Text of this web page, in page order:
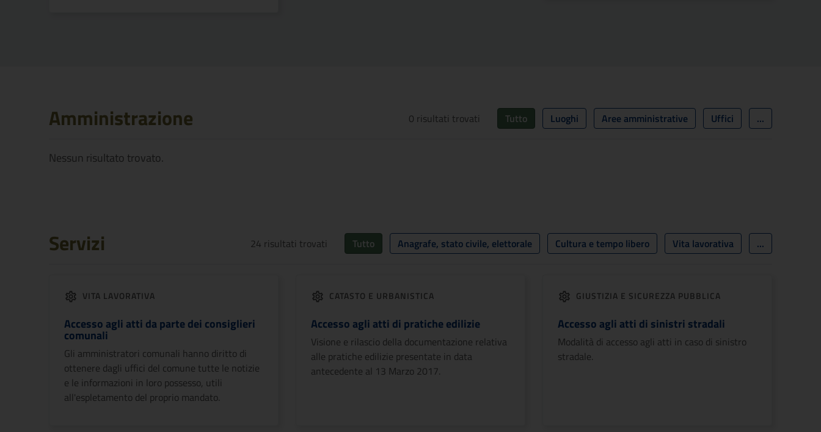
Amministrazione 0 risultati trovati Tutto Luoghi Aree amministrative Uffici ...
Nessun risultato trovato.
Servizi 24 risultati trovati Tutto Anagrafe, stato civile, elettorale Cultura e tempo libero Vita lavorativa ...
VITA LAVORATIVA
Accesso agli atti da parte dei consiglieri
comunali
Gli amministratori comunali hanno diritto di
ottenere dagli uffici del comune tutte le notizie
e le informazioni in loro possesso, utili
all'espletamento del proprio mandato.
CATASTO E URBANISTICA
Accesso agli atti di pratiche edilizie
Visione e rilascio della documentazione relativa
alle pratiche edilizie presentate in data
antecedente al 13 Marzo 2017.
GIUSTIZIA E SICUREZZA PUBBLICA
Accesso agli atti di sinistri stradali
Modalità di accesso agli atti in caso di sinistro
stradale.